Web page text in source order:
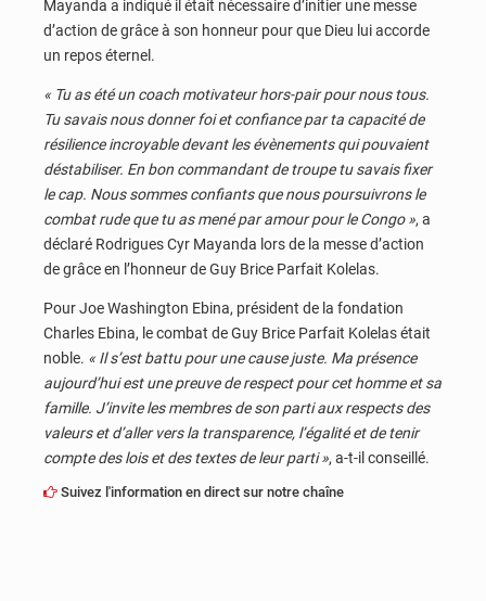
Mayanda a indiqué il était nécessaire d’initier une messe
d’action de grâce à son honneur pour que Dieu lui accorde
un repos éternel.
« Tu as été un coach motivateur hors-pair pour nous tous.
Tu savais nous donner foi et confiance par ta capacité de
résilience incroyable devant les évènements qui pouvaient
déstabiliser. En bon commandant de troupe tu savais fixer
le cap. Nous sommes confiants que nous poursuivrons le
combat rude que tu as mené par amour pour le Congo », a
déclaré Rodrigues Cyr Mayanda lors de la messe d’action
de grâce en l’honneur de Guy Brice Parfait Kolelas.
Pour Joe Washington Ebina, président de la fondation
Charles Ebina, le combat de Guy Brice Parfait Kolelas était
noble. « Il s’est battu pour une cause juste. Ma présence
aujourd’hui est une preuve de respect pour cet homme et sa
famille. J’invite les membres de son parti aux respects des
valeurs et d’aller vers la transparence, l’égalité et de tenir
compte des lois et des textes de leur parti », a-t-il conseillé.
Suivez l'information en direct sur notre chaîne